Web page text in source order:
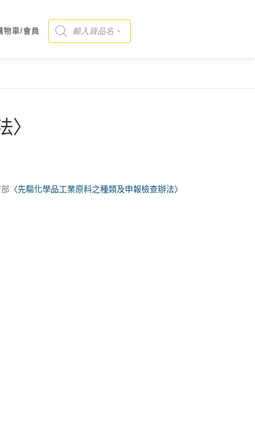
物車/會員
Products search
〈先驅化學品工業原料之種類及申報檢查辦法〉